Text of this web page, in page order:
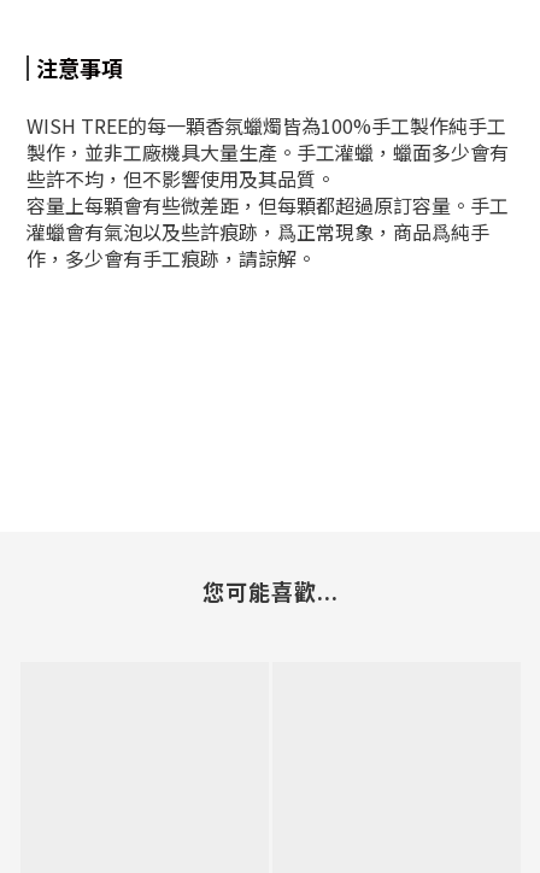
注意事項
WISH TREE的每一顆香氛蠟燭皆為100%手工製作純手工
製作，並非工廠機具大量生產。手工灌蠟，蠟面多少會有
些許不均，但不影響使用及其品質。
容量上每顆會有些微差距，但每顆都超過原訂容量。手工
灌蠟會有氣泡以及些許痕跡，爲正常現象，商品爲純手
作，多少會有手工痕跡，請諒解。
您可能喜歡...